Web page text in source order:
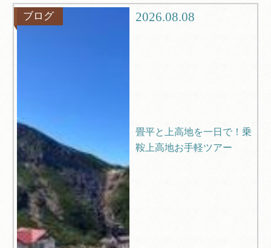
グルメ
ブログ 2026.08.08
畳平と上高地を一日で！乗
鞍上高地お手軽ツアー